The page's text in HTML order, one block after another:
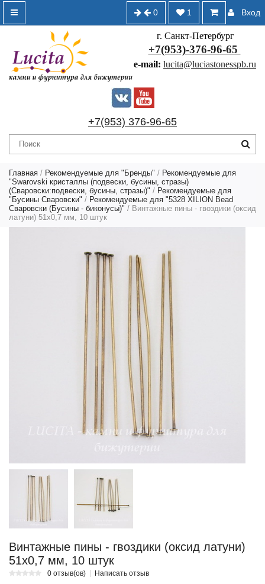
Вход
1
0
г. Санкт-Петербург
+7(953)-376-96-65
e-mail: lucita@luciastonesspb.ru
+7(953) 376-96-65
Главная / Рекомендуемые для "Бренды" / Рекомендуемые для
"Swarovski кристаллы (подвески, бусины, стразы)
(Сваровски:подвески, бусины, стразы)" / Рекомендуемые для
"Бусины Сваровски" / Рекомендуемые для "5328 XILION Bead
Сваровски (Бусины - биконусы)" / Винтажные пины - гвоздики (оксид
латуни) 51х0,7 мм, 10 штук
Винтажные пины - гвоздики (оксид латуни)
51х0,7 мм, 10 штук
0 отзыв(ов) Написать отзыв